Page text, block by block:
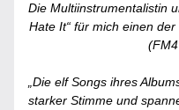
Die Multiinstrumentalistin
Hate It“ für mich einen
„Die elf Songs ihres
starker Stimme und